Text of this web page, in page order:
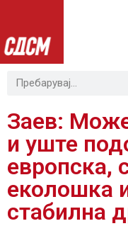
Заев:
и уште
европска,
еколошка
стабилна